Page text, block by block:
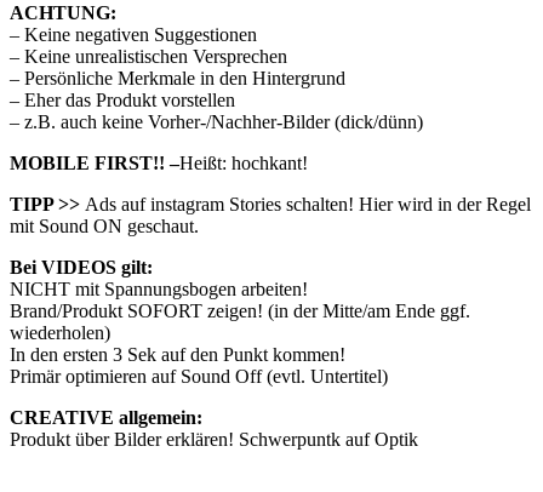
ACHTUNG:
– Keine negativen Suggestionen
– Keine unrealistischen Versprechen
– Persönliche Merkmale in den Hintergrund
– Eher das Produkt vorstellen
– z.B. auch keine Vorher-/Nachher-Bilder (dick/dünn)
MOBILE FIRST!! –Heißt: hochkant!
TIPP >> Ads auf instagram Stories schalten! Hier wird in der Regel
mit Sound ON geschaut.
Bei VIDEOS gilt:
NICHT mit Spannungsbogen arbeiten!
Brand/Produkt SOFORT zeigen! (in der Mitte/am Ende ggf.
wiederholen)
In den ersten 3 Sek auf den Punkt kommen!
Primär optimieren auf Sound Off (evtl. Untertitel)
CREATIVE allgemein:
Produkt über Bilder erklären! Schwerpuntk auf Optik